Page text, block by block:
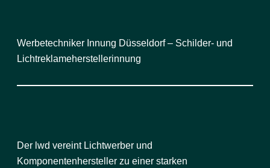
Werbetechniker Innung Düsseldorf – Schilder- und
Lichtreklameherstellerinnung
Der lwd vereint Lichtwerber und
Komponentenhersteller zu einer starken